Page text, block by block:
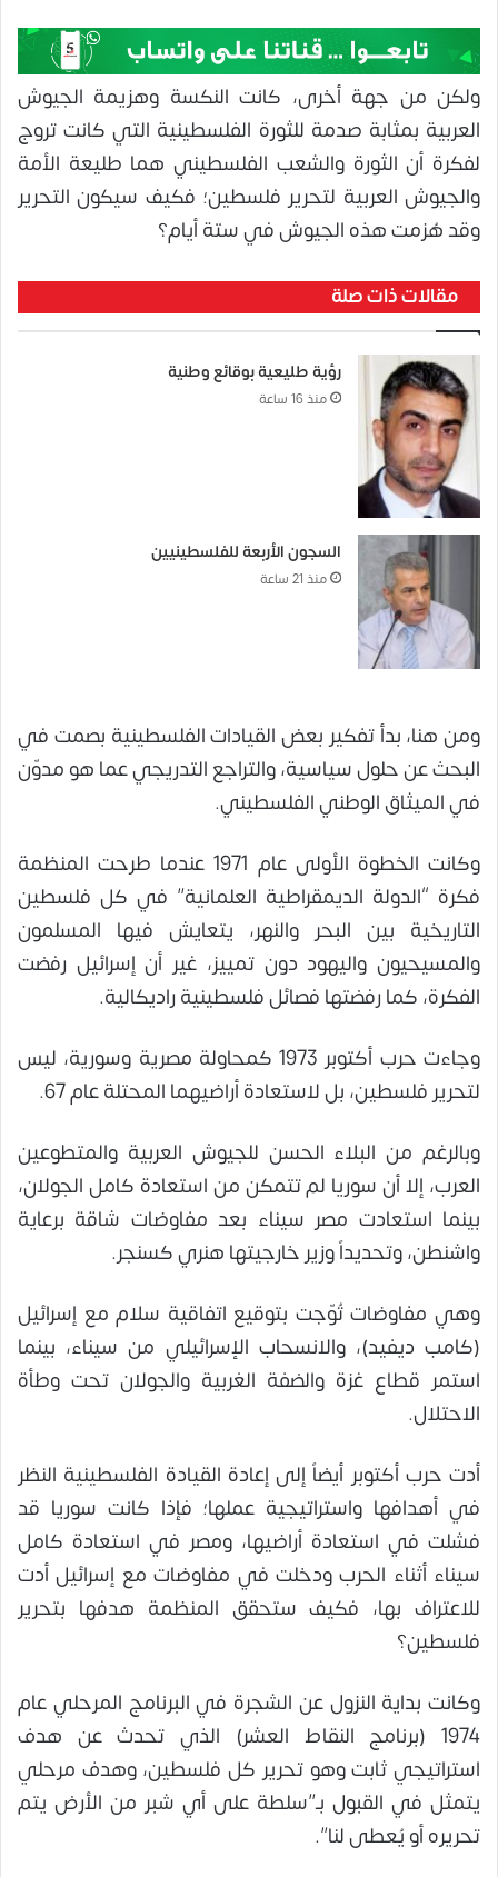
ولكن من جهة أخرى، كانت النكسة وهزيمة الجيوش
العربية بمثابة صدمة للثورة الفلسطينية التي كانت تروج
لفكرة أن الثورة والشعب الفلسطيني هما طليعة الأمة
والجيوش العربية لتحرير فلسطين؛ فكيف سيكون التحرير
وقد هُزمت هذه الجيوش في ستة أيام؟
مقالات ذات صلة
رؤية طليعية بوقائع وطنية
منذ 16 ساعة
السجون الأربعة للفلسطينيين
منذ 21 ساعة
ومن هنا، بدأ تفكير بعض القيادات الفلسطينية بصمت في
البحث عن حلول سياسية، والتراجع التدريجي عما هو مدوّن
في الميثاق الوطني الفلسطيني.
وكانت الخطوة الأولى عام 1971 عندما طرحت المنظمة
فكرة “الدولة الديمقراطية العلمانية” في كل فلسطين
التاريخية بين البحر والنهر، يتعايش فيها المسلمون
والمسيحيون واليهود دون تمييز، غير أن إسرائيل رفضت
الفكرة، كما رفضتها فصائل فلسطينية راديكالية.
وجاءت حرب أكتوبر 1973 كمحاولة مصرية وسورية، ليس
لتحرير فلسطين، بل لاستعادة أراضيهما المحتلة عام 67.
وبالرغم من البلاء الحسن للجيوش العربية والمتطوعين
العرب، إلا أن سوريا لم تتمكن من استعادة كامل الجولان،
بينما استعادت مصر سيناء بعد مفاوضات شاقة برعاية
واشنطن، وتحديداً وزير خارجيتها هنري كسنجر.
وهي مفاوضات تُوّجت بتوقيع اتفاقية سلام مع إسرائيل
(كامب ديفيد)، والانسحاب الإسرائيلي من سيناء، بينما
استمر قطاع غزة والضفة الغربية والجولان تحت وطأة
الاحتلال.
أدت حرب أكتوبر أيضاً إلى إعادة القيادة الفلسطينية النظر
في أهدافها واستراتيجية عملها؛ فإذا كانت سوريا قد
فشلت في استعادة أراضيها، ومصر في استعادة كامل
سيناء أثناء الحرب ودخلت في مفاوضات مع إسرائيل أدت
للاعتراف بها، فكيف ستحقق المنظمة هدفها بتحرير
فلسطين؟
وكانت بداية النزول عن الشجرة في البرنامج المرحلي عام
1974 (برنامج النقاط العشر) الذي تحدث عن هدف
استراتيجي ثابت وهو تحرير كل فلسطين، وهدف مرحلي
يتمثل في القبول بـ”سلطة على أي شبر من الأرض يتم
تحريره أو يُعطى لنا”.